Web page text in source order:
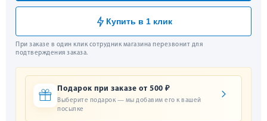
Купить в 1 клик
При заказе в один клик сотрудник магазина перезвонит для
подтверждения заказа.
Подарок при заказе от 500 ₽
Выберите подарок — мы добавим его к вашей
посылке